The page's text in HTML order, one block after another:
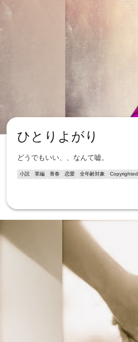
ひとりよがり
どうでもいい、、なんて嘘。
小説 掌編 青春 恋愛 全年齢対象 Copyrighted